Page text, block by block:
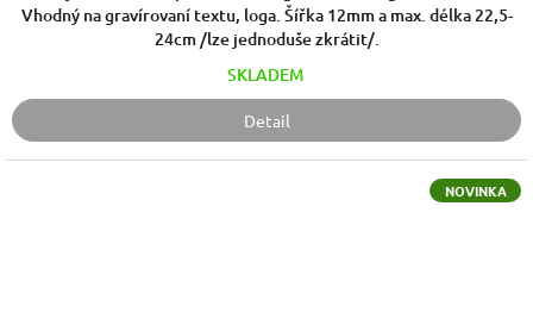
Vhodný na gravírovaní textu, loga. Šířka 12mm a max. délka 22,5-
24cm /lze jednoduše zkrátit/.
SKLADEM
Detail
NOVINKA